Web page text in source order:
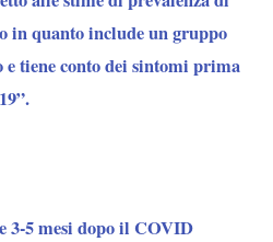
in quanto include un gruppo
tiene conto dei sintomi prima
3-5 mesi dopo il COVID